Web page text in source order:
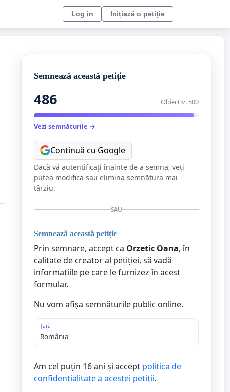
Log in Inițiază o petiție
Semnează această petiție
486 Obiectiv: 500
Vezi semnăturile →
Continuă cu Google
Dacă vă autentificați înainte de a semna, veți
putea modifica sau elimina semnătura mai
târziu.
SAU
Semnează această petiție
Prin semnare, accept ca Orzetic Oana, în
calitate de creator al petiției, să vadă
informațiile pe care le furnizez în acest
formular.
Nu vom afișa semnăturile public online.
Țară
Am cel puțin 16 ani și accept politica de
confidențialitate a acestei petiții.